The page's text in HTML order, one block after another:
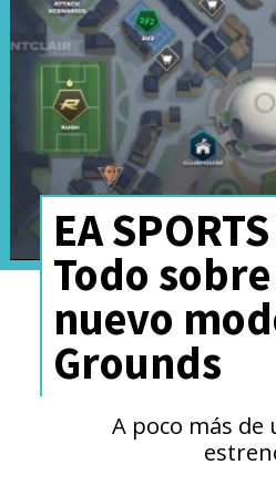
En esta historia,
Sunderland
misterioso y
de Silent Hill
una carta de su
fallecida,
nuevamente.
EA
Todo
nuevo
Grounds
A poco más de